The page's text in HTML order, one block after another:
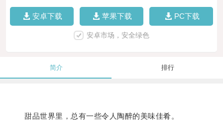
安卓下载 苹果下载 PC下载
安卓市场，安全绿色
简介 排行
甜品世界里，总有一些令人陶醉的美味佳肴。